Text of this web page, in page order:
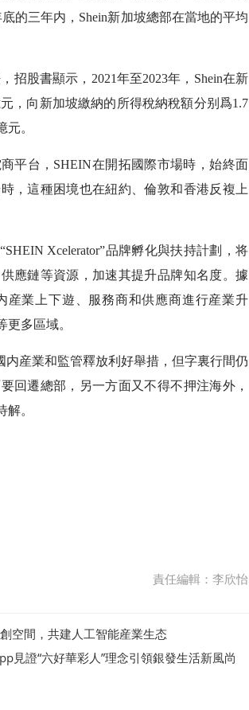
的三年内，Shein新加坡總部在當地的平均
招股書顯示，2021年至2023年，Shein在新
，向新加坡繳納的所得稅納稅額分别爲1.7
。
平台，SHEIN在開拓國際市場時，始終面
，這種困境也在紐約、倫敦和香港反複上
Xcelerator”品牌孵化與扶持計劃，将
應鏈等資源，加速其提升品牌知名度。據
産業上下遊、服務商和供應商進行産業升
多區域。
内産業和監管釋放利好舉措，但字裏行間仍
回遷總部，另一方面又不得不押注海外，
。
責任編輯：李欣怡
空間，共建人工智能産業生态
證“六好華彩人”理念引領銀發生活新風尚